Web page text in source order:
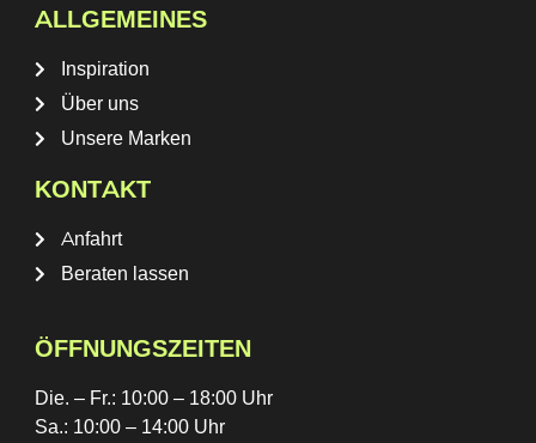
ALLGEMEINES
Inspiration
Über uns
Unsere Marken
KONTAKT
Anfahrt
Beraten lassen
ÖFFNUNGSZEITEN
Die. – Fr.: 10:00 – 18:00 Uhr
Sa.: 10:00 – 14:00 Uhr